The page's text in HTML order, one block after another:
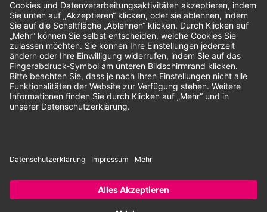
Unsere Zahlungsarten:
Rechnung SEPA-Lastschrift Vorkasse